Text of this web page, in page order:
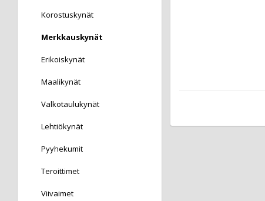
Korostuskynät
Merkkauskynät
Erikoiskynät
Maalikynät
Valkotaulukynät
Lehtiökynät
Pyyhekumit
Teroittimet
Viivaimet